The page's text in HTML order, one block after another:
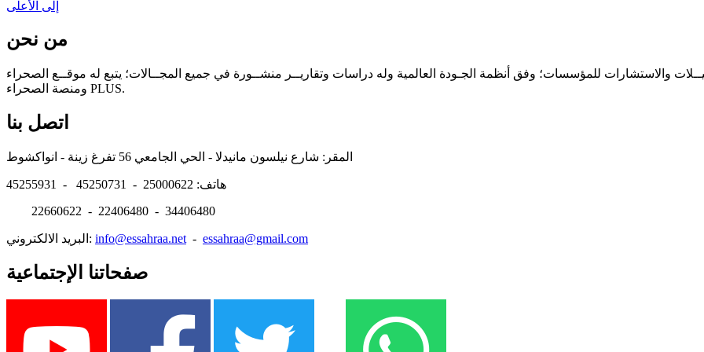
إلى الأعلى
من نحن
والاستشارات للمؤسسات؛ وفق أنظمة الجـودة العالمية وله دراسات وتقاريــر منشــورة في جميع المجــالات؛ يتبع له موقــع الصحراء
ومنصة الصحراء PLUS.
اتصل بنا
هاتف: 25000622 - 45250731 - 45255931
22660622 - 22406480 - 34406480
البريد الالكتروني: info@essahraa.net - essahraa@gmail.com
صفحاتنا الإجتماعية